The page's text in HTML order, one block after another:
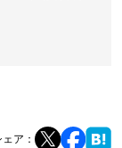
ェア：